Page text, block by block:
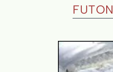
FUTON